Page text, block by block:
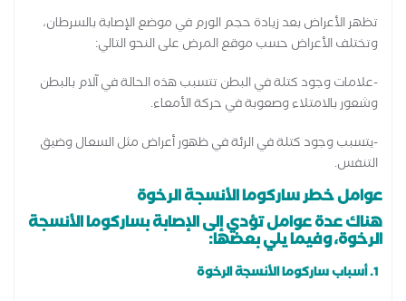
تظهر الأعراض بعد زيادة حجم الورم في موضع الإصابة بالسرطان،
وتختلف الأعراض حسب موقع المرض على النحو التالي:
-علامات وجود كتلة في البطن تتسبب هذه الحالة في آلام بالبطن
وشعور بالامتلاء وصعوبة في حركة الأمعاء.
-يتسبب وجود كتلة في الرئة في ظهور أعراض مثل السعال وضيق
التنفس.
عوامل خطر ساركوما الأنسجة الرخوة
هناك عدة عوامل تؤدي إلى الإصابة بساركوما الأنسجة
الرخوة، وفيما يلي بعضها:
1. أسباب ساركوما الأنسجة الرخوة